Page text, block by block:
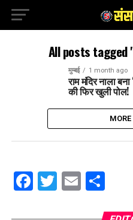
All posts tagged
मुम्बई 1 month ago
राम मंदिर नाला
की फिर खुली पोल!
Facebook
Twitter
Email